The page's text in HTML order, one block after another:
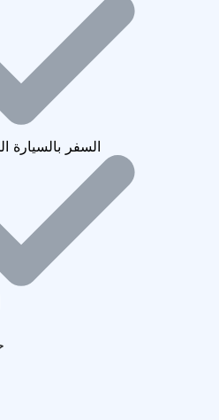
السفر بالسيارة